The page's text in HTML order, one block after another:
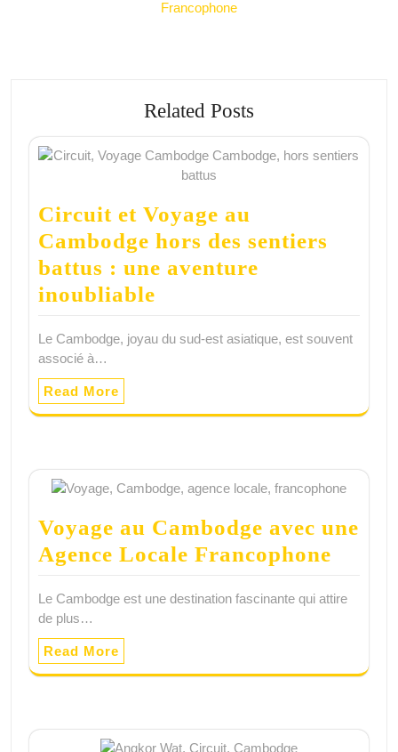
Francophone
Related Posts
Circuit et Voyage au
Cambodge hors des sentiers
battus : une aventure
inoubliable
Le Cambodge, joyau du sud-est asiatique, est souvent
associé à…
Read More
Voyage au Cambodge avec une
Agence Locale Francophone
Le Cambodge est une destination fascinante qui attire
de plus…
Read More